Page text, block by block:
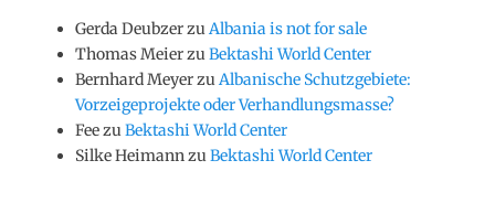
Gerda DeubzerzuAlbania is not for sale
Thomas MeierzuBektashi World Center
Bernhard MeyerzuAlbanische Schutzgebiete:
Vorzeigeprojekte oder Verhandlungsmasse?
FeezuBektashi World Center
Silke HeimannzuBektashi World Center